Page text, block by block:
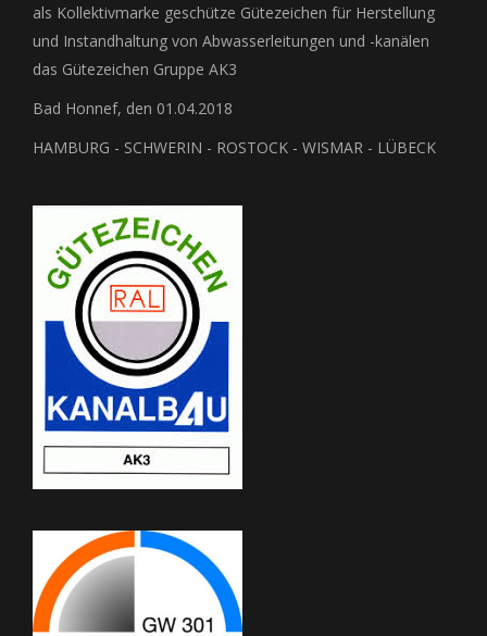
als Kollektivmarke geschütze Gütezeichen für Herstellung
und Instandhaltung von Abwasserleitungen und -kanälen
das Gütezeichen Gruppe AK3
Bad Honnef, den 01.04.2018
HAMBURG - SCHWERIN - ROSTOCK - WISMAR - LÜBECK